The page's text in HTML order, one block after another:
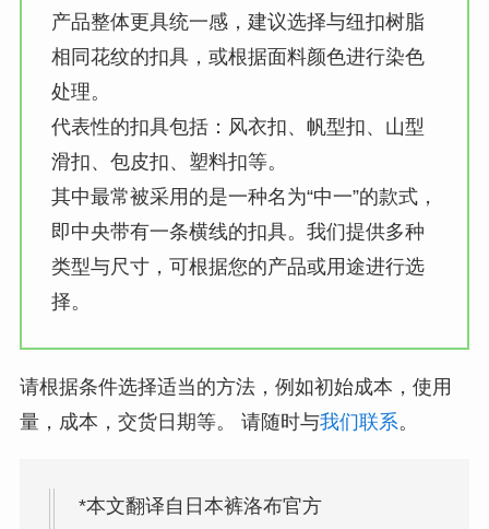
产品整体更具统一感，建议选择与纽扣树脂
相同花纹的扣具，或根据面料颜色进行染色
处理。
代表性的扣具包括：风衣扣、帆型扣、山型
滑扣、包皮扣、塑料扣等。
其中最常被采用的是一种名为“中一”的款式，
即中央带有一条横线的扣具。我们提供多种
类型与尺寸，可根据您的产品或用途进行选
择。
请根据条件选择适当的方法，例如初始成本，使用
量，成本，交货日期等。 请随时与我们联系。
*本文翻译自日本裤洛布官方